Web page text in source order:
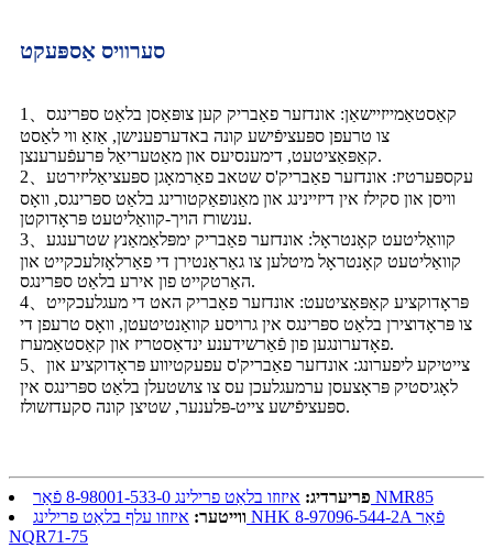
סערוויס אַספּעקט
1、קאַסטאַמייזיישאַן: אונדזער פאַבריק קען צופּאַסן בלאַט ספּרינגס
צו טרעפן ספּעציפֿישע קונה באדערפענישן, אַזאַ ווי לאַסט
קאַפּאַציטעט, דימענסיעס און מאַטעריאַל פּרעפֿערענצן.
2、עקספּערטיז: אונדזער פאַבריק'ס שטאב פאַרמאָגן ספּעציאַליזירטע
וויסן און סקילז אין דיזיינינג און מאַנופאַקטורינג בלאַט ספּרינגס, וואָס
ענשורז הויך-קוואַליטעט פּראָדוקטן.
3、קוואַליטעט קאָנטראָל: אונדזער פאַבריק ימפּלאַמאַנץ שטרענגע
קוואַליטעט קאָנטראָל מיטלען צו גאַראַנטירן די פאַרלאָזלעכקייט און
האַרטקייט פון אירע בלאַט ספּרינגס.
4、פּראָדוקציע קאַפּאַציטעט: אונדזער פאַבריק האט די מעגלעכקייט
צו פּראָדוצירן בלאַט ספּרינגס אין גרויסע קוואַנטיטעטן, וואָס טרעפן די
פאָדערונגען פון פֿאַרשידענע ינדאַסטריז און קאַסטאַמערז.
5、צייטיקע ליפערונג: אונדזער פאַבריק'ס עפעקטיווע פּראָדוקציע און
לאָגיסטיק פּראָצעסן ערמעגלעכן עס צו צושטעלן בלאַט ספּרינגס אין
ספּעציפֿישע צייט-פּלענער, שטיצן קונה סקעדזשולז.
פריערדיג: איזוזו בלאַט פרילינג 8-98001-533-0 פֿאַר NMR85
ווייטער: איזוזו עלף בלאַט פרילינג NHK 8-97096-544-2A פֿאַר
NQR71-75